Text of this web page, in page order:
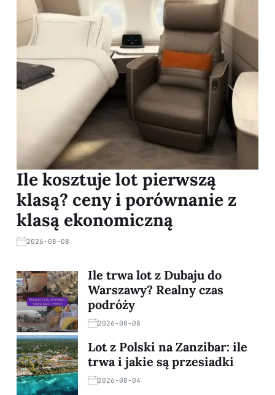
Ile kosztuje lot pierwszą
klasą? ceny i porównanie z
klasą ekonomiczną
2026-08-08
Ile trwa lot z Dubaju do
Warszawy? Realny czas
podróży
2026-08-08
Lot z Polski na Zanzibar: ile
trwa i jakie są przesiadki
2026-08-04